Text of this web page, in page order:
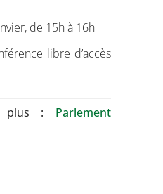
de 15h à 16h
libre d’accès
plus : Parlement